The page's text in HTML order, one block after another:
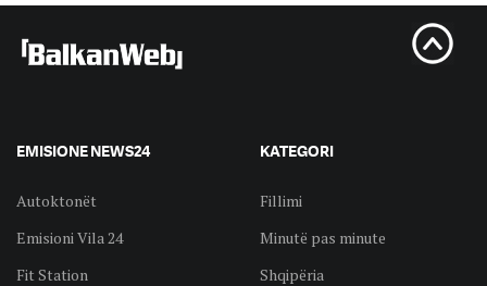
EMISIONE NEWS24
Autoktonët
Emisioni Vila 24
Fit Station
KATEGORI
Fillimi
Minutë pas minute
Shqipëria